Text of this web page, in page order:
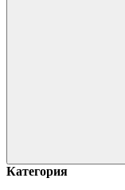
Категория